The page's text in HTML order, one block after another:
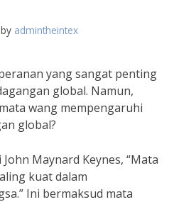
by admintheintex
yang sangat penting
global. Namun,
wang mempengaruhi
global?
Maynard Keynes, “Mata
kuat dalam
Ini bermaksud mata